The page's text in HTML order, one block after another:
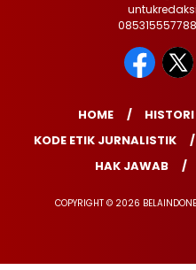
HOME HISTORI
KODE ETIK JURNALISTIK
HAK JAWAB
COPYRIGHT © 2026